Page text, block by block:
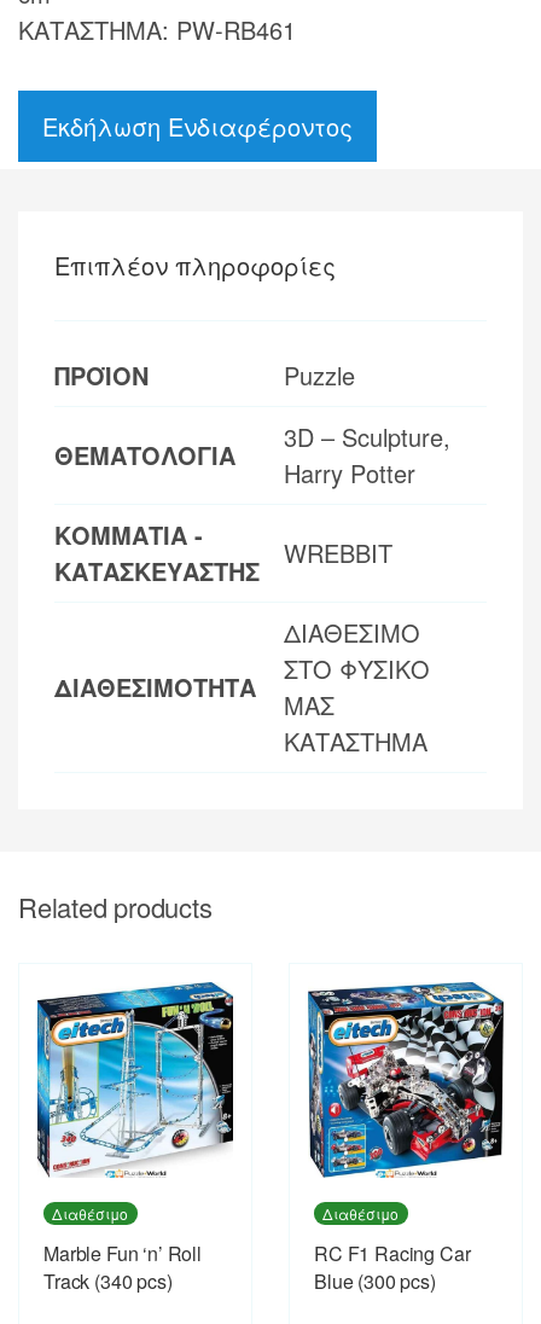
ΚΑΤΑΣΤΗΜΑ: PW-RB461
Εκδήλωση Ενδιαφέροντος
Επιπλέον πληροφορίες
ΠΡΟΪΟΝ Puzzle
ΘΕΜΑΤΟΛΟΓΙΑ
3D – Sculpture,
Harry Potter
ΚΟΜΜΑΤΙΑ -
ΚΑΤΑΣΚΕΥΑΣΤΗΣ
WREBBIT
ΔΙΑΘΕΣΙΜΟΤΗΤΑ
ΔΙΑΘΕΣΙΜΟ
ΣΤΟ ΦΥΣΙΚΟ
ΜΑΣ
ΚΑΤΑΣΤΗΜΑ
Related products
Διαθέσιμο
Marble Fun ‘n’ Roll
Track (340 pcs)
Διαθέσιμο
RC F1 Racing Car
Blue (300 pcs)